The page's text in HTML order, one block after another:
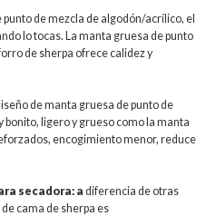
de mezcla de algodón/acrílico, el
lo tocas. La manta gruesa de punto
de sherpa ofrece calidez y
de manta gruesa de punto de
bonito, ligero y grueso como la manta
encogimiento menor, reduce
secadora: a diferencia de otras
cama de sherpa es